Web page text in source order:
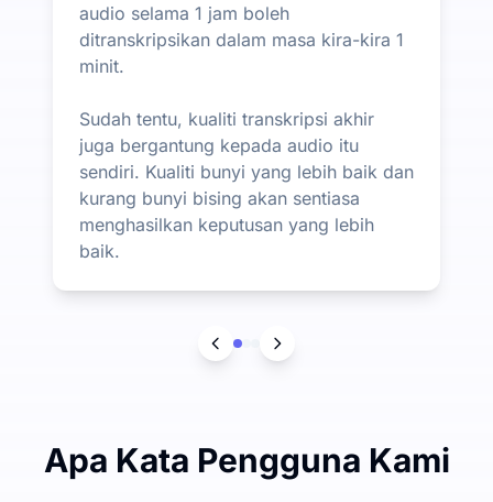
audio selama 1 jam boleh
ditranskripsikan dalam masa kira-kira 1
minit.
Sudah tentu, kualiti transkripsi akhir
juga bergantung kepada audio itu
sendiri. Kualiti bunyi yang lebih baik dan
kurang bunyi bising akan sentiasa
menghasilkan keputusan yang lebih
baik.
Apa Kata Pengguna Kami